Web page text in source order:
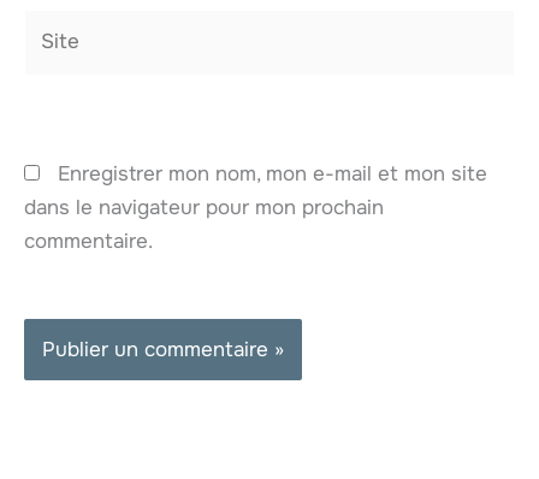
Enregistrer mon nom, mon e-mail et mon site
dans le navigateur pour mon prochain
commentaire.